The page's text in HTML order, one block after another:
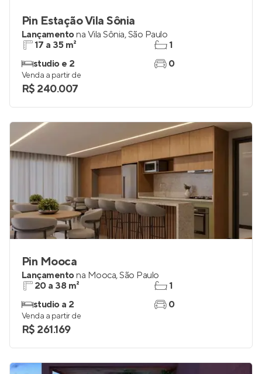
Pin Estação Vila Sônia
Lançamentona Vila Sônia,São Paulo
17 a 35 m²
studio e 2
1
0
Venda a partir de
R$ 240.007
Pin Mooca
Lançamentona Mooca,São Paulo
20 a 38 m²
studio a 2
1
0
Venda a partir de
R$ 261.169